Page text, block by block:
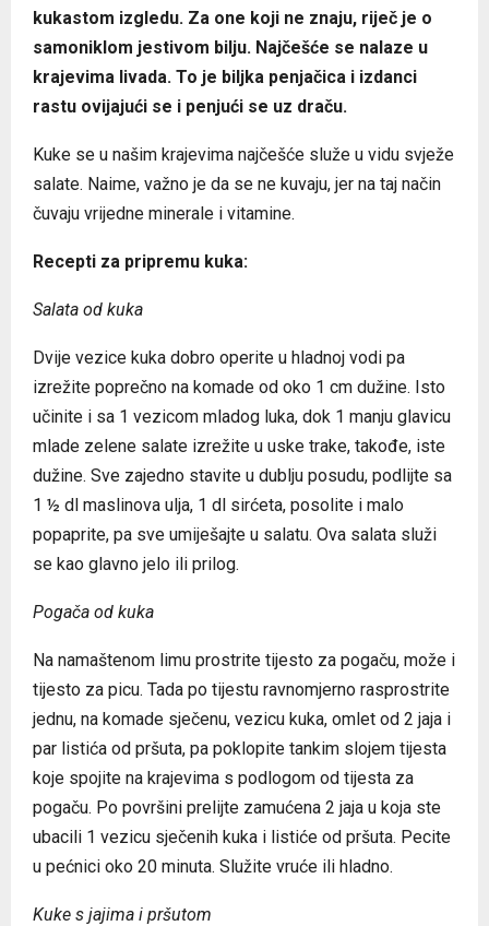
kukastom izgledu. Za one koji ne znaju, riječ je o
samoniklom jestivom bilju. Najčešće se nalaze u
krajevima livada. To je biljka penjačica i izdanci
rastu ovijajući se i penjući se uz draču.
Kuke se u našim krajevima najčešće služe u vidu svježe
salate. Naime, važno je da se ne kuvaju, jer na taj način
čuvaju vrijedne minerale i vitamine.
Recepti za pripremu kuka:
Salata od kuka
Dvije vezice kuka dobro operite u hladnoj vodi pa
izrežite poprečno na komade od oko 1 cm dužine. Isto
učinite i sa 1 vezicom mladog luka, dok 1 manju glavicu
mlade zelene salate izrežite u uske trake, takođe, iste
dužine. Sve zajedno stavite u dublju posudu, podlijte sa
1 ½ dl maslinova ulja, 1 dl sirćeta, posolite i malo
popaprite, pa sve umiješajte u salatu. Ova salata služi
se kao glavno jelo ili prilog.
Pogača od kuka
Na namaštenom limu prostrite tijesto za pogaču, može i
tijesto za picu. Tada po tijestu ravnomjerno rasprostrite
jednu, na komade sječenu, vezicu kuka, omlet od 2 jaja i
par listića od pršuta, pa poklopite tankim slojem tijesta
koje spojite na krajevima s podlogom od tijesta za
pogaču. Po površini prelijte zamućena 2 jaja u koja ste
ubacili 1 vezicu sječenih kuka i listiće od pršuta. Pecite
u pećnici oko 20 minuta. Služite vruće ili hladno.
Kuke s jajima i pršutom